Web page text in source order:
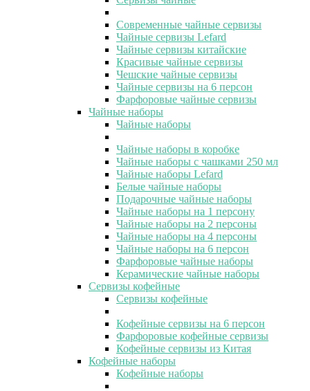
Современные чайные сервизы
Чайные сервизы Lefard
Чайные сервизы китайские
Красивые чайные сервизы
Чешские чайные сервизы
Чайные сервизы на 6 персон
Фарфоровые чайные сервизы
Чайные наборы
Чайные наборы
Чайные наборы в коробке
Чайные наборы с чашками 250 мл
Чайные наборы Lefard
Белые чайные наборы
Подарочные чайные наборы
Чайные наборы на 1 персону
Чайные наборы на 2 персоны
Чайные наборы на 4 персоны
Чайные наборы на 6 персон
Фарфоровые чайные наборы
Керамические чайные наборы
Сервизы кофейные
Сервизы кофейные
Кофейные сервизы на 6 персон
Фарфоровые кофейные сервизы
Кофейные сервизы из Китая
Кофейные наборы
Кофейные наборы